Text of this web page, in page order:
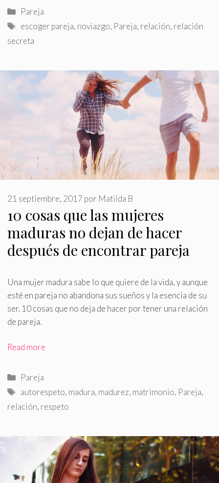
Categorías
Pareja
Etiquetas
escoger pareja, noviazgo, Pareja, relación, relación
secreta
10 cosas que las mujeres
maduras no dejan de hacer
después de encontrar pareja
21 septiembre, 2017 por Matilda B
Una mujer madura sabe lo que quiere de la vida, y aunque
esté en pareja no abandona sus sueños y la esencia de su
ser. 10 cosas que no deja de hacer por tener una relación
de pareja.
Read more
Categorías
Pareja
Etiquetas
autorespeto, madura, madurez, matrimonio, Pareja,
relación, respeto